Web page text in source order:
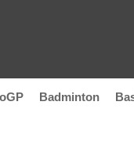
Badminton